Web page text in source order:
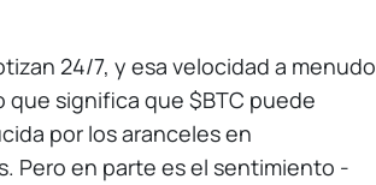
24/7, y esa velocidad a menudo
que significa que $BTC puede
por los aranceles en
Pero en parte es el sentimiento -